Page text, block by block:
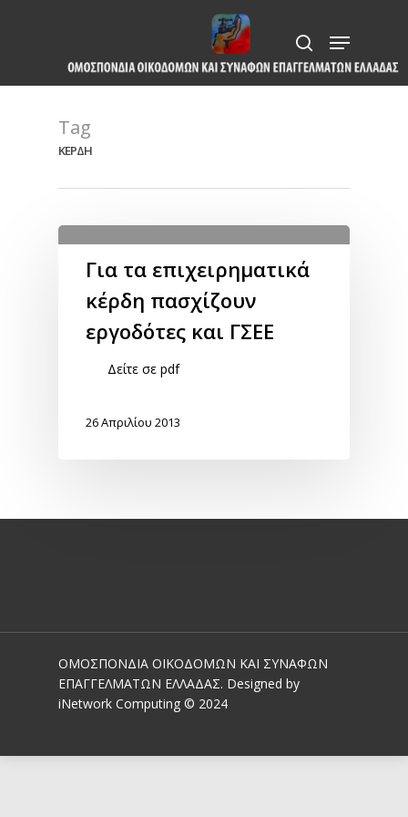
content
search
Menu
Tag
ΚΕΡΔΗ
Για τα επιχειρηματικά
κέρδη πασχίζουν
εργοδότες και ΓΣΕΕ
Δείτε σε pdf
26 Απριλίου 2013
ΟΜΟΣΠΟΝΔΙΑ ΟΙΚΟΔΟΜΩΝ ΚΑΙ ΣΥΝΑΦΩΝ
ΕΠΑΓΓΕΛΜΑΤΩΝ ΕΛΛΑΔΑΣ. Designed by
iNetwork Computing © 2024